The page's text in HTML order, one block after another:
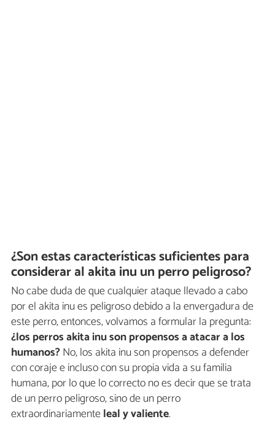
¿Son estas características suficientes para
considerar al akita inu un perro peligroso?
No cabe duda de que cualquier ataque llevado a cabo
por el akita inu es peligroso debido a la envergadura de
este perro, entonces, volvamos a formular la pregunta:
¿los perros akita inu son propensos a atacar a los
humanos?No, los akita inu son propensos a defender
con coraje e incluso con su propia vida a su familia
humana, por lo que lo correcto no es decir que se trata
de un perro peligroso, sino de un perro
extraordinariamenteleal y valiente.